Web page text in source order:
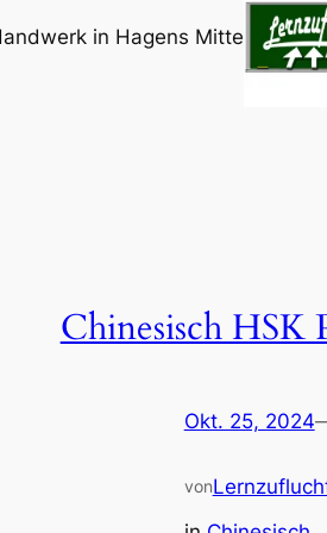
in Hagens Mitte
Chinesisch HSK
Okt. 25, 2024
von